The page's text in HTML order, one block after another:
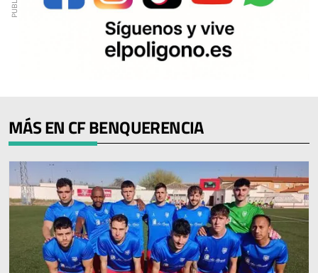
MÁS EN CF BENQUERENCIA